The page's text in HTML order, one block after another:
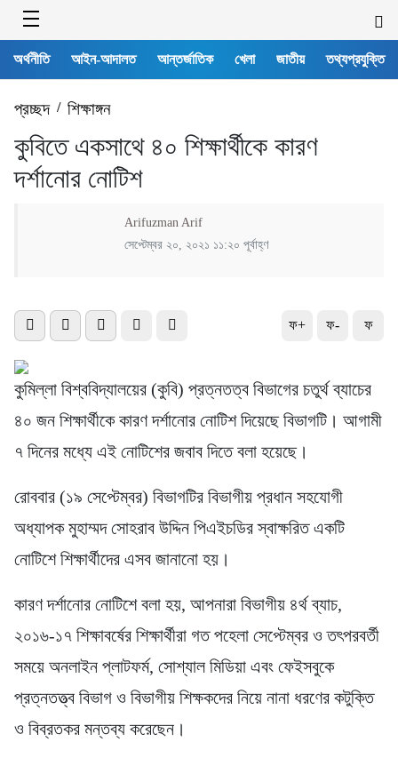
অর্থনীতি আইন-আদালত আন্তর্জাতিক খেলা জাতীয় তথ্যপ্রযুক্তি
প্রচ্ছদ/ শিক্ষাঙ্গন
কুবিতে একসাথে ৪০ শিক্ষার্থীকে কারণ
দর্শানোর নোটিশ
Arifuzman Arif
সেপ্টেম্বর ২০, ২০২১ ১১:২০ পূর্বাহ্ণ
ফ+ ফ- ফ
কুমিল্লা বিশ্ববিদ্যালয়ের (কুবি) প্রত্নতত্ব বিভাগের চতুর্থ ব্যাচের
৪০ জন শিক্ষার্থীকে কারণ দর্শানোর নোটিশ দিয়েছে বিভাগটি। আগামী
৭ দিনের মধ্যে এই নোটিশের জবাব দিতে বলা হয়েছে।
রোববার (১৯ সেপ্টেম্বর) বিভাগটির বিভাগীয় প্রধান সহযোগী
অধ্যাপক মুহাম্মদ সোহরাব উদ্দিন পিএইচডির স্বাক্ষরিত একটি
নোটিশে শিক্ষার্থীদের এসব জানানো হয়।
কারণ দর্শানোর নোটিশে বলা হয়, আপনারা বিভাগীয় ৪র্থ ব্যাচ,
২০১৬-১৭ শিক্ষাবর্ষের শিক্ষার্থীরা গত পহেলা সেপ্টেম্বর ও তৎপরবর্তী
সময়ে অনলাইন প্লাটফর্ম, সোশ্যাল মিডিয়া এবং ফেইসবুকে
প্রত্নতত্ত্ব বিভাগ ও বিভাগীয় শিক্ষকদের নিয়ে নানা ধরণের কটুক্তি
ও বিব্রতকর মন্তব্য করেছেন।